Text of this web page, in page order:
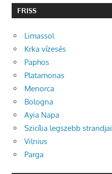
FRISS
Limassol
Krka vízesés
Paphos
Platamonas
Menorca
Bologna
Ayia Napa
Szicília legszebb strandjai
Vilnius
Parga